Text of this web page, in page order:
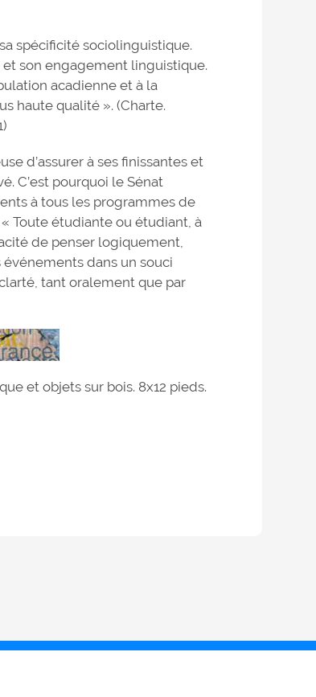
spécificité sociolinguistique.
son engagement linguistique.
acadienne et à la
haute qualité ». (Charte.
d’assurer à ses finissantes et
C’est pourquoi le Sénat
à tous les programmes de
Toute étudiante ou étudiant, à
de penser logiquement,
dans un souci
tant oralement que par
et objets sur bois. 8x12 pieds.